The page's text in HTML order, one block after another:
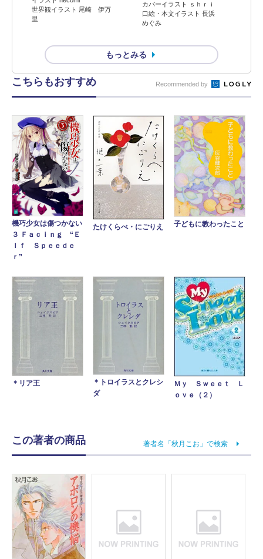
世界観イラスト 尾崎 伊万
里
カバーイラスト ｓｈｒｉ
口絵・本文イラスト 長浜
めぐみ
もっとみる
こちらもおすすめ Recommended by
機巧少女は傷つかない
３ Ｆａｃｉｎｇ “Ｅ
ｌｆ Ｓｐｅｅｄｅ
ｒ”
たけくらべ・にごりえ 子どもに教わったこと
＊リア王
＊トロイラスとクレシ
ダ
Ｍｙ Ｓｗｅｅｔ Ｌ
ｏｖｅ（２）
この著者の商品 著者名「秋月こお」で検索